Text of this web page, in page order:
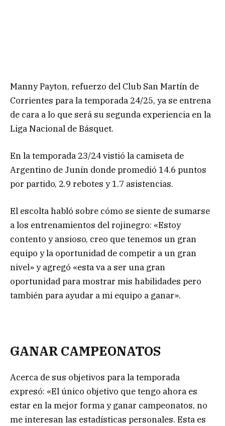
Manny Payton, refuerzo del Club San Martín de
Corrientes para la temporada 24/25, ya se entrena
de cara a lo que será su segunda experiencia en la
Liga Nacional de Básquet.
En la temporada 23/24 vistió la camiseta de
Argentino de Junín donde promedió 14.6 puntos
por partido, 2.9 rebotes y 1.7 asistencias.
El escolta habló sobre cómo se siente de sumarse
a los entrenamientos del rojinegro: «Estoy
contento y ansioso, creo que tenemos un gran
equipo y la oportunidad de competir a un gran
nivel» y agregó «esta va a ser una gran
oportunidad para mostrar mis habilidades pero
también para ayudar a mi equipo a ganar».
GANAR CAMPEONATOS
Acerca de sus objetivos para la temporada
expresó: «El único objetivo que tengo ahora es
estar en la mejor forma y ganar campeonatos, no
me interesan las estadísticas personales. Esta es